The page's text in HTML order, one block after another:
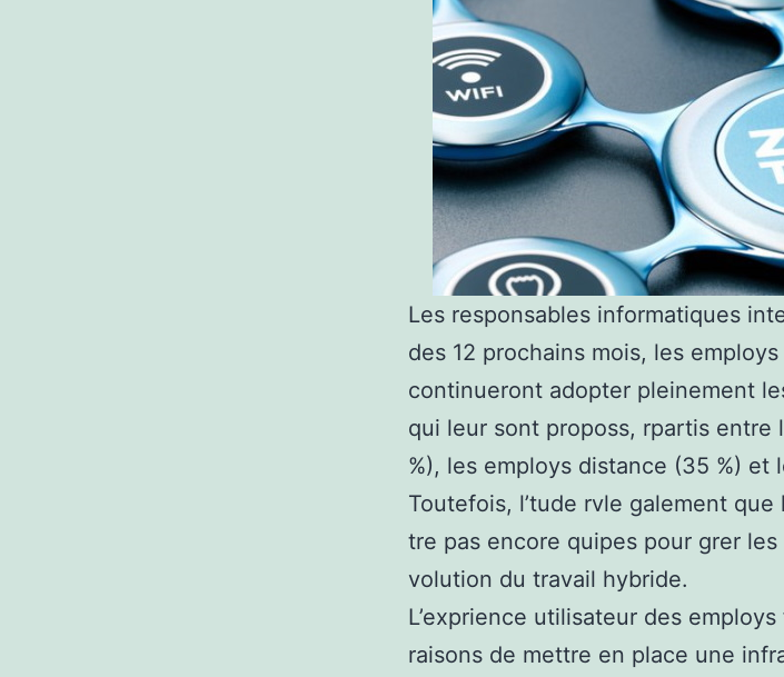
Les responsables informatiques
des 12 prochains mois, les
continueront adopter pleinement
qui leur sont proposs, rpartis entre
%), les employs distance (35 %) et
Toutefois, l’tude rvle galement
tre pas encore quipes pour grer
volution du travail hybride.
L’exprience utilisateur des
raisons de mettre en place une